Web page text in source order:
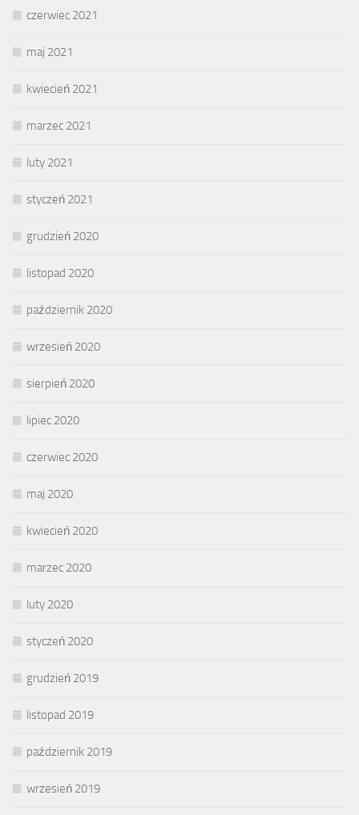
czerwiec 2021
maj 2021
kwiecień 2021
marzec 2021
luty 2021
styczeń 2021
grudzień 2020
listopad 2020
październik 2020
wrzesień 2020
sierpień 2020
lipiec 2020
czerwiec 2020
maj 2020
kwiecień 2020
marzec 2020
luty 2020
styczeń 2020
grudzień 2019
listopad 2019
październik 2019
wrzesień 2019